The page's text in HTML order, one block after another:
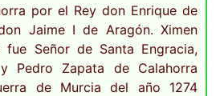
por el Rey don Enrique de
Jaime I de Aragón. Ximen
fue Señor de Santa Engracia,
Pedro Zapata de Calahorra
de Murcia del año 1274